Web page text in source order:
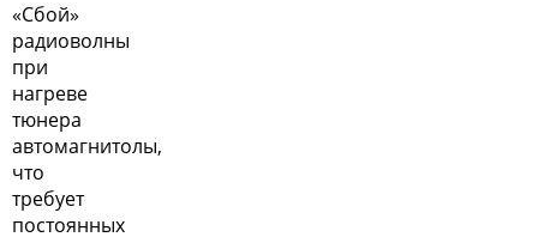
«Сбой»
радиоволны
при
нагреве
тюнера
автомагнитолы,
что
требует
постоянных